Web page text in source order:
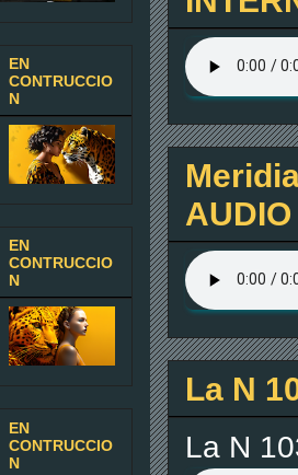
La N
La N
EN
CONTRUCCIO
N
EN
CONTRUCCIO
N
EN
CONTRUCCIO
N